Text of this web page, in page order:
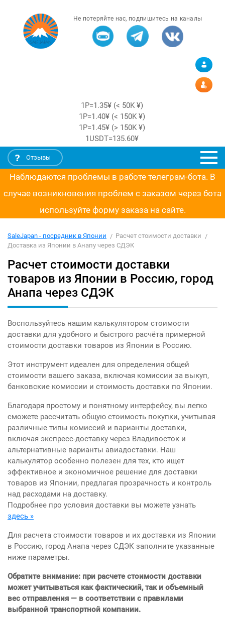
Не потеряйте нас, подпишитесь на каналы
1Р=1.35¥ (< 50K ¥)
1Р=1.40¥ (< 150K ¥)
1Р=1.45¥ (> 150K ¥)
1USDT=135.60¥
Отзывы
Наблюдаются проблемы в работе телеграм-бота. В
случае возникновения проблем с заказом через бота
используйте форму заказа на сайте.
SaleJapan - посредник в Японии
Расчет стоимости доставки
Доставка из Японии в Анапу через СДЭК
Расчет стоимости доставки
товаров из Японии в Россию, город
Анапа через СДЭК
Воспользуйтесь нашим калькулятором стоимости
доставки для удобного и быстрого расчёта примерной
стоимости доставки товаров из Японии в Россию.
Этот инструмент идеален для определения общей
стоимости вашего заказа, включая комиссии за выкуп,
банковские комиссии и стоимость доставки по Японии.
Благодаря простому и понятному интерфейсу, вы легко
сможете рассчитать общую стоимость покупки, учитывая
различные типы комиссий и варианты доставки,
включая экспресс-доставку через Владивосток и
альтернативные варианты авиадоставки. Наш
калькулятор особенно полезен для тех, кто ищет
эффективное и экономичное решение для доставки
товаров из Японии, предлагая прозрачность и контроль
над расходами на доставку.
Подробнее про условия доставки вы можете узнать
здесь »
Для расчета стоимости товаров и их доставки из Японии
в Россию, город Анапа через СДЭК заполните указанные
ниже параметры.
Обратите внимание: при расчете стоимости доставки
может учитываться как фактический, так и объемный
вес отправления — в соответствии с правилами
выбранной транспортной компании.